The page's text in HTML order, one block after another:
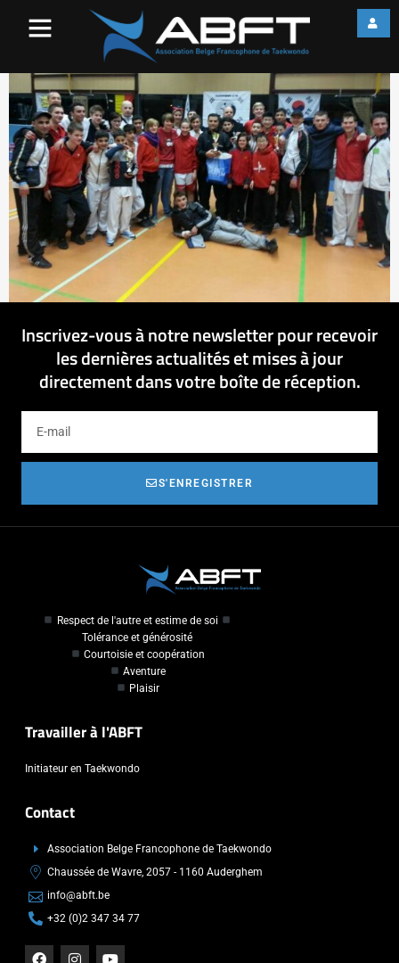
Inscrivez-vous à notre newsletter pour recevoir
les dernières actualités et mises à jour
directement dans votre boîte de réception.
S'ENREGISTRER
Respect de l'autre et estime de soi
Tolérance et générosité
Courtoisie et coopération
Aventure
Plaisir
Travailler à l'ABFT
Initiateur en Taekwondo
Contact
Association Belge Francophone de Taekwondo
Chaussée de Wavre, 2057 - 1160 Auderghem
info@abft.be
+32 (0)2 347 34 77